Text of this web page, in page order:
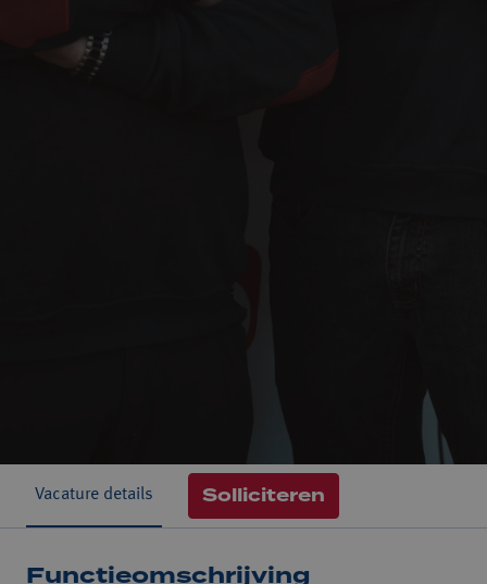
Vacature details Solliciteren
Functieomschrijving